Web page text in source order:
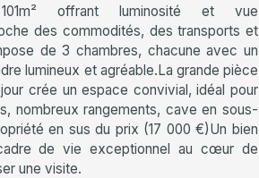
offrant luminosité et vue
des commodités, des transports et
de 3 chambres, chacune avec un
lumineux et agréable.La grande pièce
crée un espace convivial, idéal pour
nombreux rangements, cave en sous-
en sus du prix (17 000 €)Un bien
de vie exceptionnel au cœur de
une visite.